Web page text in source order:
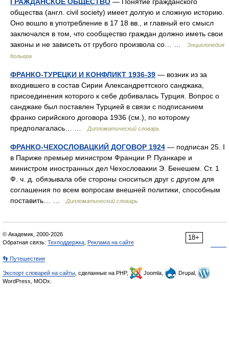
общества (англ. civil society) имеет долгую и сложную историю.
Оно вошло в употребление в 17 18 вв., и главный его смысл
заключался в том, что сообщество граждан должно иметь свои
законы и не зависеть от грубого произвола со… …
Энциклопедия
Кольера
ФРАНКО-ТУРЕЦКИ И КОНФЛИКТ 1936-39 — возник из за
входившего в состав Сирии Александреттского санджака,
присоединения которого к себе добивалась Турция. Вопрос о
санджаке был поставлен Турцией в связи с подписанием
франко сирийского договора 1936 (см.), по которому
предполагалась… …
Дипломатический словарь
ФРАНКО-ЧЕХОСЛОВАЦКИЙ ДОГОВОР 1924 — подписан 25. I
в Париже премьер министром Франции Р. Пуанкаре и
министром иностранных дел Чехословакии Э. Бенешем. Ст. 1
Ф. ч. д. обязывала обе стороны сноситься друг с другом для
соглашения по всем вопросам внешней политики, способным
поставить… …
Дипломатический словарь
18+
© Академик, 2000-2026
Обратная связь: Техподдержка Реклама на сайте
👣 Путешествия
Экспорт словарей на сайты , сделанные на PHP, Joomla,
Drupal,
WordPress, MODx.